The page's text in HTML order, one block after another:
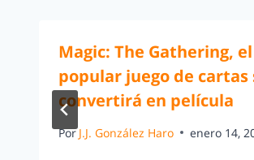
Magic: The Gathering, el
popular juego de cartas
convertirá en película
Por J.J. González Haro enero 14,